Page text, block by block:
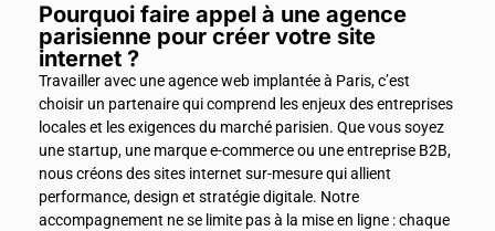
Pourquoi faire appel à une agence
parisienne pour créer votre site
internet ?
Travailler avec une agence web implantée à Paris, c’est
choisir un partenaire qui comprend les enjeux des entreprises
locales et les exigences du marché parisien. Que vous soyez
une startup, une marque e-commerce ou une entreprise B2B,
nous créons des sites internet sur-mesure qui allient
performance, design et stratégie digitale. Notre
accompagnement ne se limite pas à la mise en ligne : chaque